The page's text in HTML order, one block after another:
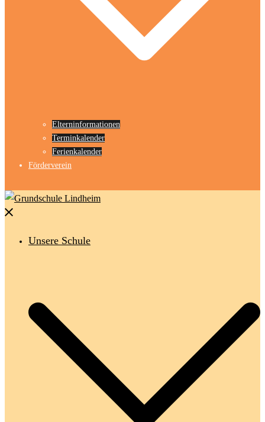
Elterninformationen
Terminkalender
Ferienkalender
Förderverein
Menü
Unsere Schule